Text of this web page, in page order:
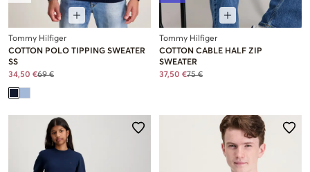
Tommy Hilfiger
COTTON POLO TIPPING SWEATER
SS
34,50 €69 €
Tommy Hilfiger
COTTON CABLE HALF ZIP
SWEATER
37,50 €75 €